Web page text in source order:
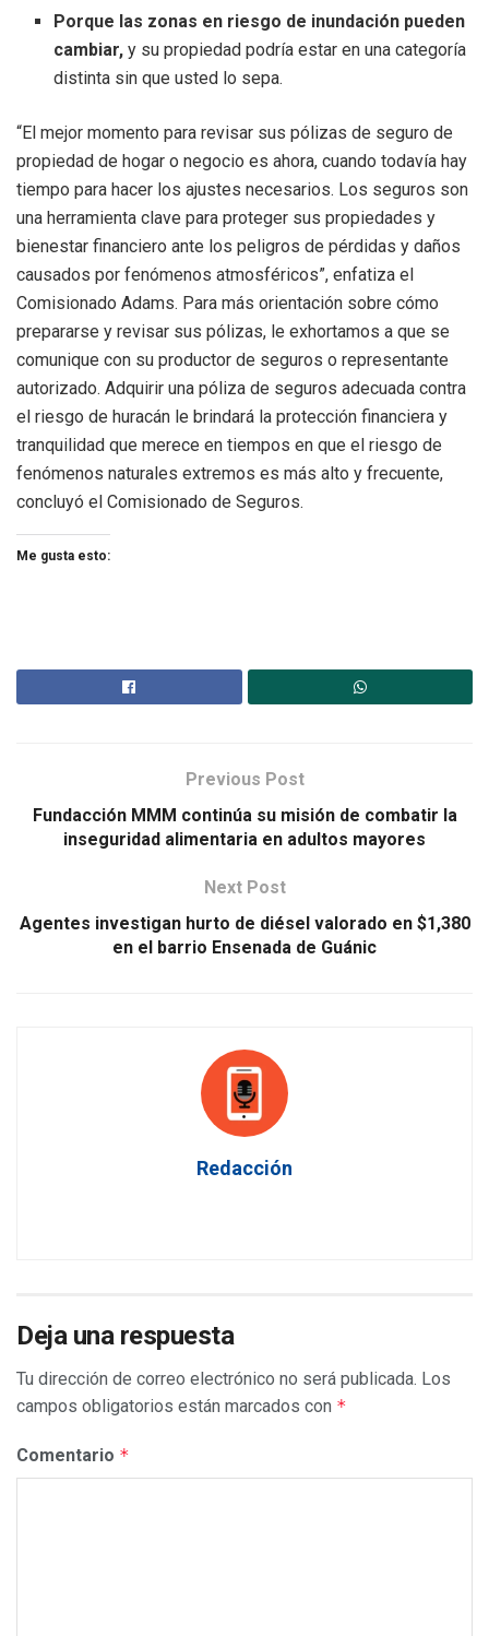
Porque las zonas en riesgo de inundación pueden
cambiar, y su propiedad podría estar en una categoría
distinta sin que usted lo sepa.
“El mejor momento para revisar sus pólizas de seguro de
propiedad de hogar o negocio es ahora, cuando todavía hay
tiempo para hacer los ajustes necesarios. Los seguros son
una herramienta clave para proteger sus propiedades y
bienestar financiero ante los peligros de pérdidas y daños
causados por fenómenos atmosféricos”, enfatiza el
Comisionado Adams. Para más orientación sobre cómo
prepararse y revisar sus pólizas, le exhortamos a que se
comunique con su productor de seguros o representante
autorizado. Adquirir una póliza de seguros adecuada contra
el riesgo de huracán le brindará la protección financiera y
tranquilidad que merece en tiempos en que el riesgo de
fenómenos naturales extremos es más alto y frecuente,
concluyó el Comisionado de Seguros.
Me gusta esto:
Previous Post
Fundacción MMM continúa su misión de combatir la
inseguridad alimentaria en adultos mayores
Next Post
Agentes investigan hurto de diésel valorado en $1,380
en el barrio Ensenada de Guánic
Redacción
Deja una respuesta
Tu dirección de correo electrónico no será publicada. Los
campos obligatorios están marcados con *
Comentario *